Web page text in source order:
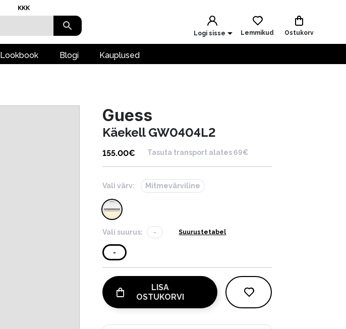
KKK
Logi sisse Lemmikud Ostukorv
Lookbook Blogi Kauplused
Guess
Käekell GW0404L2
155.00€ Tasuta transport alates 69€
Vali värv: Mitmevärviline
Vali suurus: - Suurustetabel
-
LISA
OSTUKORVI